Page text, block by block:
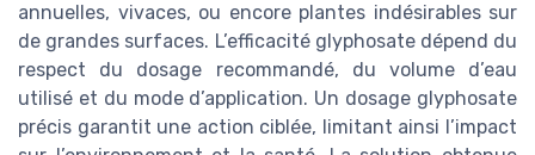
annuelles, vivaces, ou encore plantes indésirables sur
de grandes surfaces. L’efficacité glyphosate dépend du
respect du dosage recommandé, du volume d’eau
utilisé et du mode d’application. Un dosage glyphosate
précis garantit une action ciblée, limitant ainsi l’impact